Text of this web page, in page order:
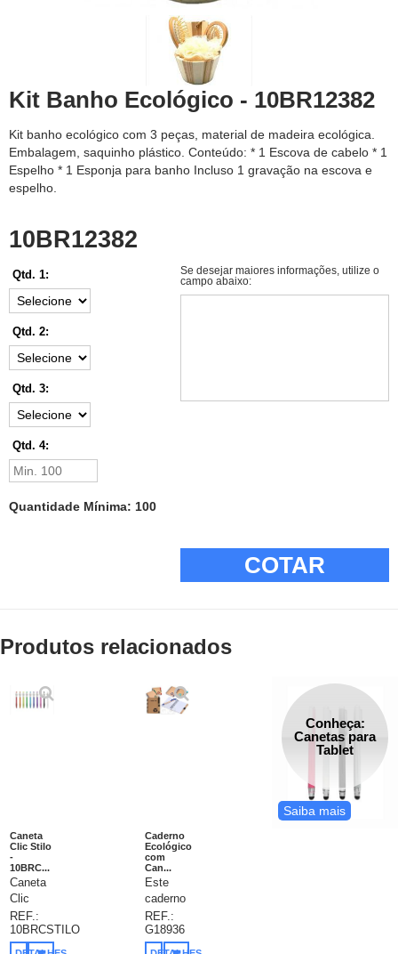
Kit Banho Ecológico - 10BR12382
Kit banho ecológico com 3 peças, material de madeira ecológica.
Embalagem, saquinho plástico. Conteúdo: * 1 Escova de cabelo * 1
Espelho * 1 Esponja para banho Incluso 1 gravação na escova e
espelho.
10BR12382
Qtd. 1:
Qtd. 2:
Qtd. 3:
Qtd. 4:
Quantidade Mínima: 100
Se desejar maiores informações, utilize o
campo abaixo:
COTAR
Produtos relacionados
Caneta
Clic Stilo
-
10BRC...
Caneta
Clic
Stilo -
caneta
esferográfica
REF.:
10BRCSTILO
Caderno
Ecológico
com
Can...
Este
caderno
é a
escolha
ideal
REF.:
G18936
Conheça:
Canetas para
Tablet
Saiba mais